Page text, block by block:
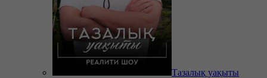
Тазалық уақыты